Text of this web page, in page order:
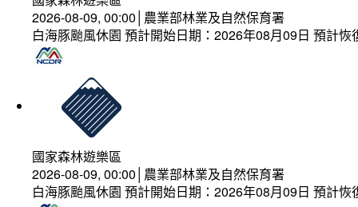
2026-08-09, 00:00│農業部林業及自然保育署
白海豚颱風休園 預計開始日期：2026年08月09日 預計
國家森林遊樂區
2026-08-09, 00:00│農業部林業及自然保育署
白海豚颱風休園 預計開始日期：2026年08月09日 預計